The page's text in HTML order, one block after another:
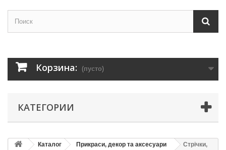
Корзина: (пусто)
КАТЕГОРИИ
Каталог Прикраси, декор та аксесуари
Стрічки,